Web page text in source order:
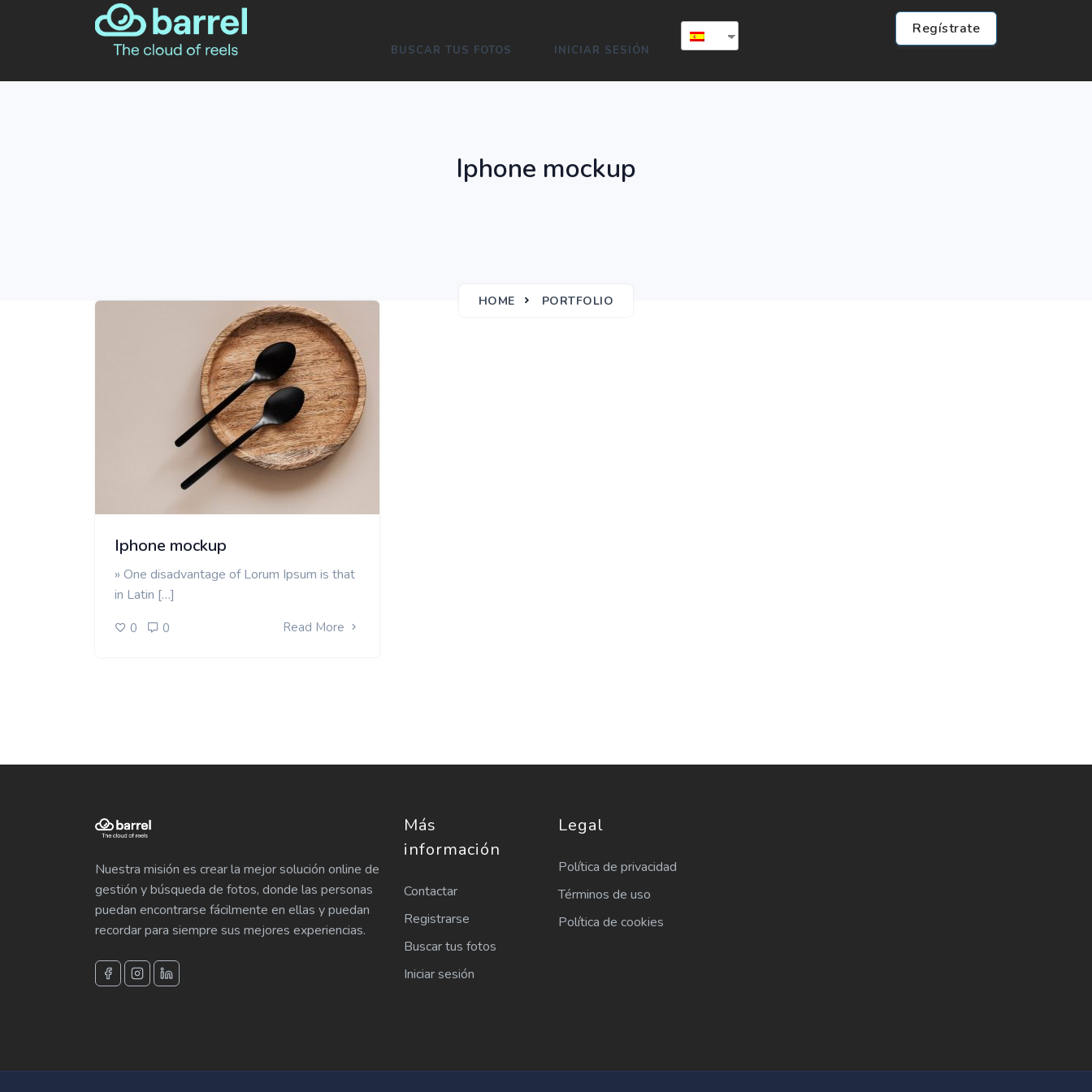
Regístrate
BUSCAR TUS FOTOS INICIAR SESIÓN
Iphone mockup
HOME PORTFOLIO
Iphone mockup
» One disadvantage of Lorum Ipsum is that
in Latin […]
0 0 Read More
Nuestra misión es crear la mejor solución online de
gestión y búsqueda de fotos, donde las personas
puedan encontrarse fácilmente en ellas y puedan
recordar para siempre sus mejores experiencias.
Más
información
Contactar
Registrarse
Buscar tus fotos
Iniciar sesión
Legal
Política de privacidad
Términos de uso
Política de cookies